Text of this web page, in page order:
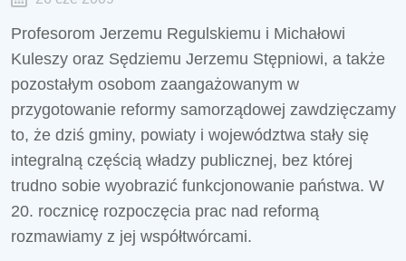
Profesorom Jerzemu Regulskiemu i Michałowi
Kuleszy oraz Sędziemu Jerzemu Stępniowi, a także
pozostałym osobom zaangażowanym w
przygotowanie reformy samorządowej zawdzięczamy
to, że dziś gminy, powiaty i województwa stały się
integralną częścią władzy publicznej, bez której
trudno sobie wyobrazić funkcjonowanie państwa. W
20. rocznicę rozpoczęcia prac nad reformą
rozmawiamy z jej współtwórcami.